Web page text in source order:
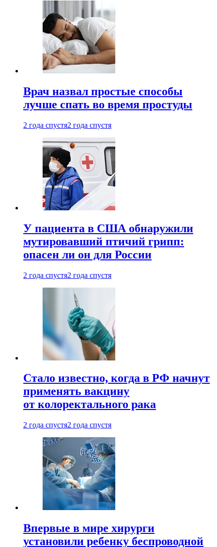
Врач назвал простые способы
лучше спать во время простуды
2 года спустя2 года спустя
У пациента в США обнаружили
мутировавший птичий грипп:
опасен ли он для России
2 года спустя2 года спустя
Стало известно, когда в РФ начнут
применять вакцину
от колоректального рака
2 года спустя2 года спустя
Впервые в мире хирурги
установили ребенку беспроводной